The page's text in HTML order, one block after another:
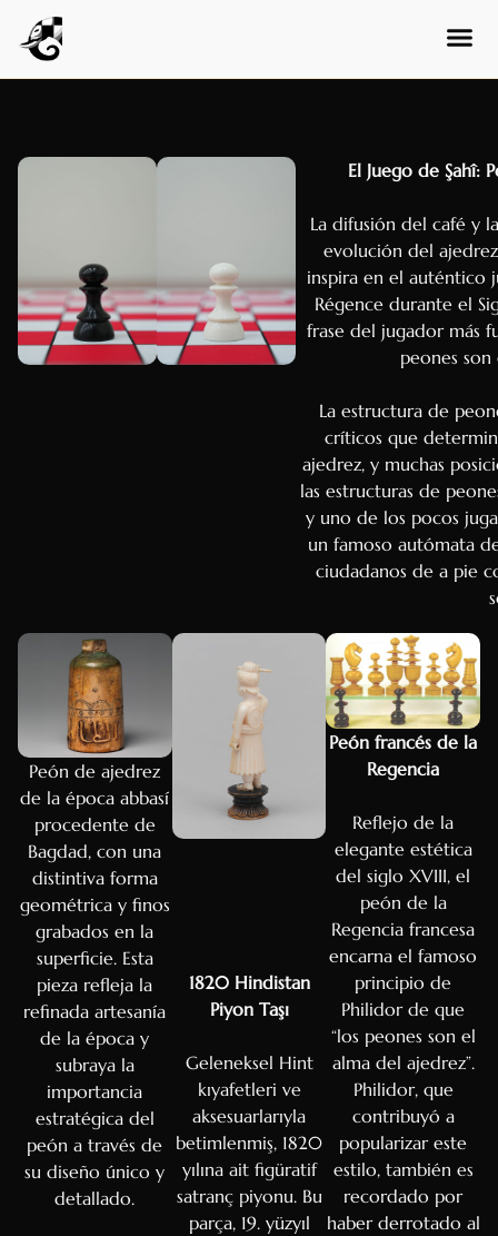
El Juego de Şahî:
La difusión del café y
evolución del
inspira en el auténtico
Régence durante el
frase del jugador más
peones
La estructura de
críticos que
ajedrez, y muchas
las estructuras de
y uno de los pocos
un famoso autómata
ciudadanos de a pie
Peón de ajedrez
de la época abbasí
procedente de
Bagdad, con una
distintiva forma
geométrica y finos
grabados en la
superficie. Esta
pieza refleja la
refinada artesanía
de la época y
subraya la
importancia
estratégica del
peón a través de
su diseño único y
detallado.
1820 Hindistan
Piyon Taşı
Geleneksel Hint
kıyafetleri ve
aksesuarlarıyla
betimlenmiş, 1820
yılına ait figüratif
satranç piyonu. Bu
parça, 19. yüzyıl
Peón francés de la
Regencia
Reflejo de la
elegante estética
del siglo XVIII, el
peón de la
Regencia francesa
encarna el famoso
principio de
Philidor de que
“los peones son el
alma del ajedrez”.
Philidor, que
contribuyó a
popularizar este
estilo, también es
recordado por
haber derrotado al